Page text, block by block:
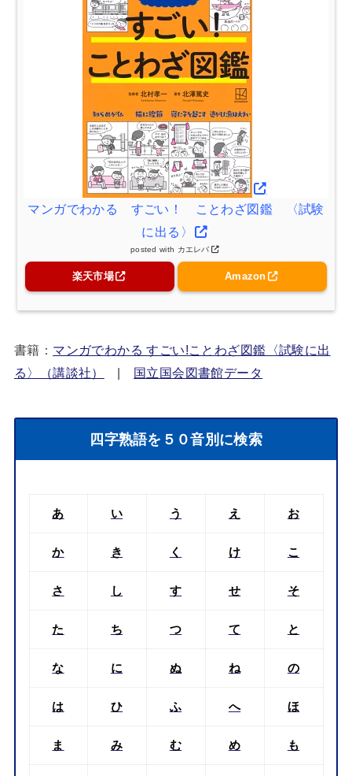
マンガでわかる すごい！ ことわざ図鑑 〈試験
に出る〉
posted with カエレバ
楽天市場 Amazon
書籍： マンガでわかる すごい!ことわざ図鑑〈試験に出
る〉（講談社）
国立国会図書館データ
四字熟語を５０音別に検索
あ い う え お
か き く け こ
さ し す せ そ
た ち つ て と
な に ぬ ね の
は ひ ふ へ ほ
ま み む め も